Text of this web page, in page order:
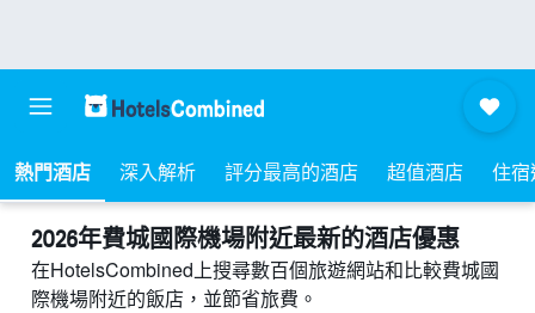
熱門酒店 深入解析 評分最高的酒店 超值酒店 住
2026年費城國際機場附近最新的酒店優惠
在HotelsCombined上搜尋數百個旅遊網站和比較費城國
際機場附近的飯店，並節省旅費。